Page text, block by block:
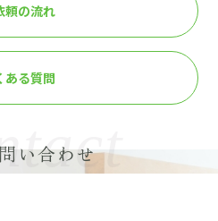
頼の流れ
ある質問
い合わせ